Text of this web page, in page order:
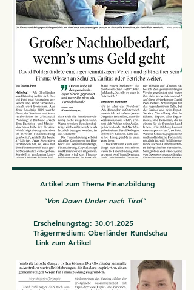
Artikel zum Thema Finanzbildung
"Von Down Under nach Tirol"
Erscheinungstag: 30.01.2025
Trägermedium: Oberländer Rundschau
Link zum Artikel